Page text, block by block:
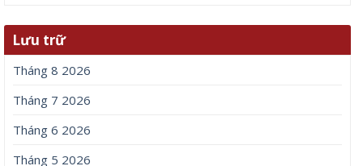
Lưu trữ
Tháng 8 2026
Tháng 7 2026
Tháng 6 2026
Tháng 5 2026